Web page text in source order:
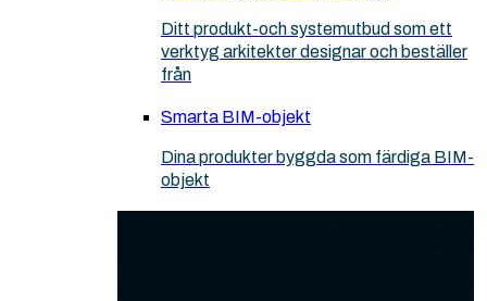
Ditt produkt-och systemutbud som ett
verktyg arkitekter designar och beställer
från
Smarta BIM-objekt
Dina produkter byggda som färdiga BIM-
objekt